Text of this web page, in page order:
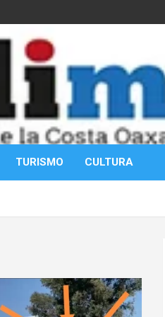
TURISMO CULTURA